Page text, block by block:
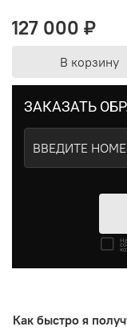
127 000 ₽
В корзину
ЗАКАЗАТЬ